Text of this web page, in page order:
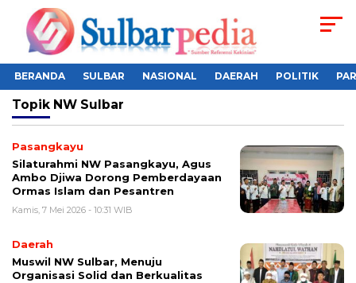
BERANDA SULBAR NASIONAL DAERAH POLITIK
Topik NW Sulbar
Pasangkayu
Silaturahmi NW Pasangkayu, Agus
Ambo Djiwa Dorong Pemberdayaan
Ormas Islam dan Pesantren
Kamis, 7 Mei 2026 - 10:31 WIB
Daerah
Muswil NW Sulbar, Menuju
Organisasi Solid dan Berkualitas